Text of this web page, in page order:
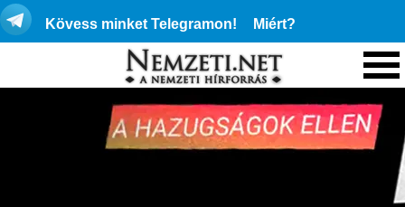
Kövess minket Telegramon! Miért?